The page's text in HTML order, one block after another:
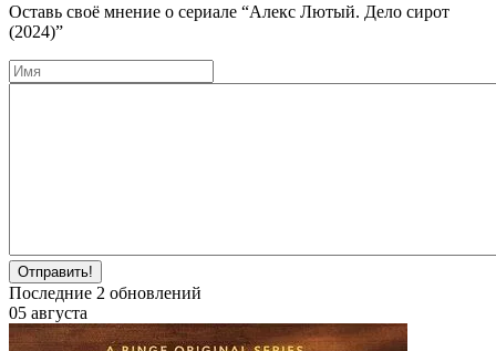
Оставь своё мнение о cериале “Алекс Лютый. Дело сирот
(2024)”
Отправить!
Последние 2 обновлений
05 августа